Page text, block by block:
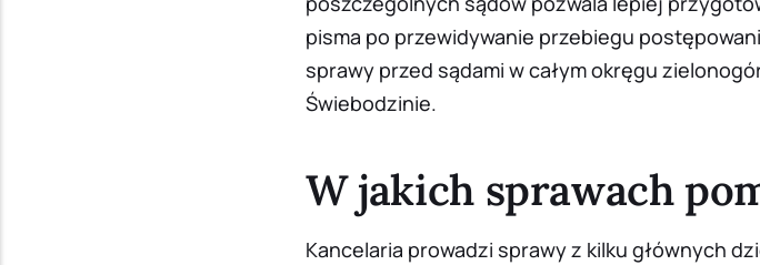
pisma po przewidywanie przebiegu
sprawy przed sądami w całym okręgu
Świebodzinie.
W jakich sprawach
Kancelaria prowadzi sprawy z kilku głównych